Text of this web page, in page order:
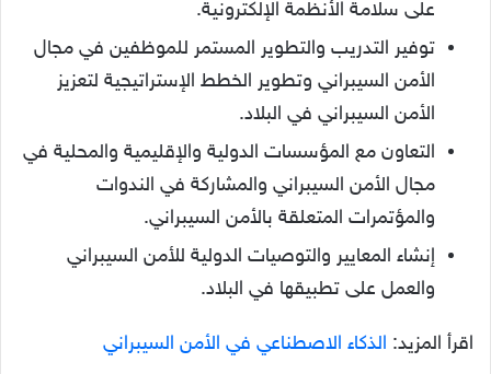
على سلامة الأنظمة الإلكترونية.
توفير التدريب والتطوير المستمر للموظفين في مجال
الأمن السيبراني وتطوير الخطط الإستراتيجية لتعزيز
الأمن السيبراني في البلاد.
التعاون مع المؤسسات الدولية والإقليمية والمحلية في
مجال الأمن السيبراني والمشاركة في الندوات
والمؤتمرات المتعلقة بالأمن السيبراني.
إنشاء المعايير والتوصيات الدولية للأمن السيبراني
والعمل على تطبيقها في البلاد.
اقرأ المزيد: الذكاء الاصطناعي في الأمن السيبراني